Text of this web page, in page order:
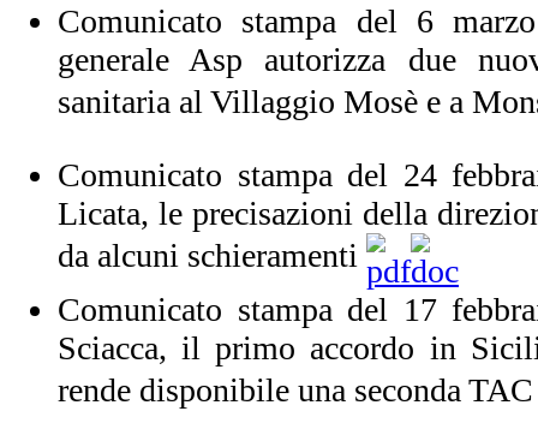
Comunicato stampa del 6
generale Asp autorizza due
sanitaria al Villaggio Mosè e a
Comunicato stampa del 24
Licata, le precisazioni della
da alcuni schieramenti
Comunicato stampa del 17
Sciacca, il primo accordo in
rende disponibile una seconda